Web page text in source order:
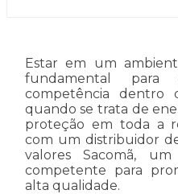
Estar em um
fundamental para
competência dentro
quando se trata de
proteção em toda a
com um distribuidor
valores Sacomã,
competente para
alta qualidade.